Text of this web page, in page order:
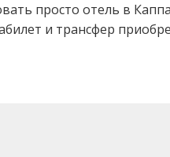
просто отель в
и трансфер